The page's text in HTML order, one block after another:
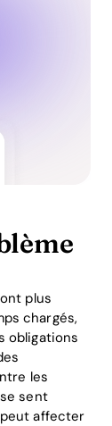
plus
chargés,
obligations
les
sent
affecter